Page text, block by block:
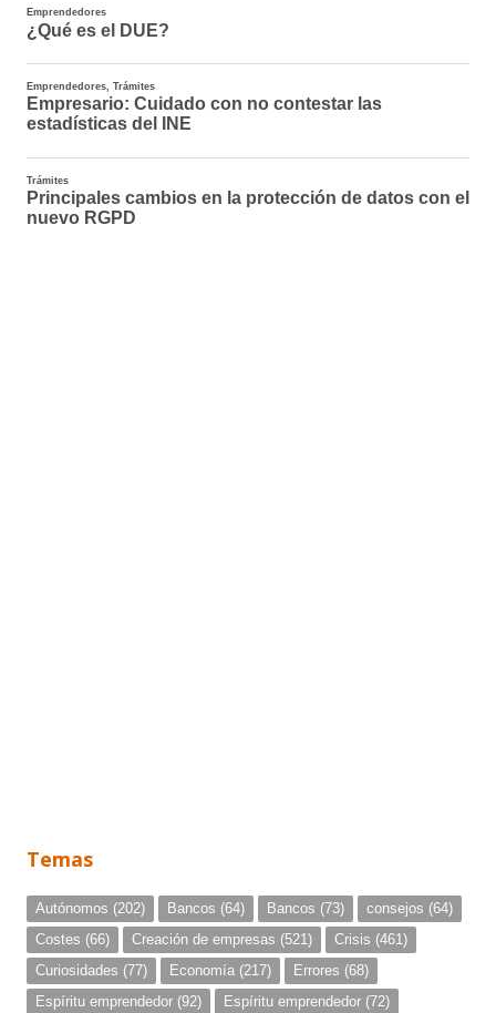
Temas
Autónomos (202) Bancos (64) Bancos (73) consejos (64)
Costes (66) Creación de empresas (521) Crisis (461)
Curiosidades (77) Economía (217) Errores (68)
Espíritu emprendedor (92) Espíritu emprendedor (72)